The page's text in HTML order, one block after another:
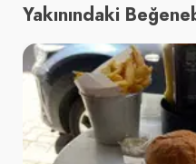
Yakınındaki